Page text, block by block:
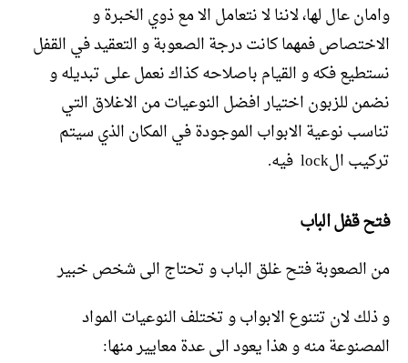
وامان عال لها، لاننا لا نتعامل الا مع ذوي الخبرة و
الاختصاص فمهما كانت درجة الصعوبة و التعقيد في القفل
نستطيع فكه و القيام باصلاحه كذاك نعمل على تبديله و
نضمن للزبون اختيار افضل النوعيات من الاغلاق التي
تناسب نوعية الابواب الموجودة في المكان الذي سيتم
تركيب الlock فيه.
فتح قفل الباب
من الصعوبة فتح غلق الباب و تحتاج الى شخص خبير
و ذلك لان تتنوع الابواب و تختلف النوعيات المواد
المصنوعة منه و هذا يعود الى عدة معايير منها: